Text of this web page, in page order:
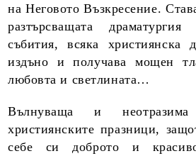
на Неговото Възкресение.
разтърсващата
събития, всяка християнска
издъно и получава мощен
любовта и светлината…
Вълнуваща и
християнските празни­ци,
себе си доброто и